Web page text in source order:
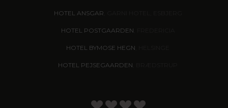
HOTEL ANSGAR
HOTEL POSTGAARDEN
HOTEL BYMOSE HEGN
HOTEL PEJSEGAARDEN